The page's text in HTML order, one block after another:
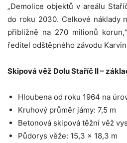
„Demolice objektů v areálu
do roku 2030. Celkové náklady
přibližně na 270 milionů
ředitel odštěpného závodu
Skipová věž Dolu Staříč II –
Hloubena od roku 1964 na
Kruhový průměr jámy: 7,5 m
Betonová skipová těžní věž
Půdorys věže: 15,3 × 18,3 m